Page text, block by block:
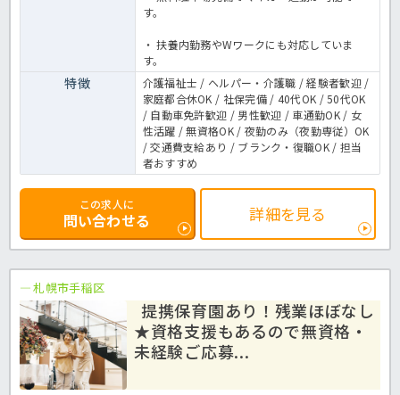
す。
・ 扶養内勤務やWワークにも対応していま
す。
特徴
介護福祉士 / ヘルパー・介護職 / 経験者歓迎 /
家庭都合休OK / 社保完備 / 40代OK / 50代OK
/ 自動車免許歓迎 / 男性歓迎 / 車通勤OK / 女
性活躍 / 無資格OK / 夜勤のみ（夜勤専従）OK
/ 交通費支給あり / ブランク・復職OK / 担当
者おすすめ
この求人に
問い合わせる 詳細を見る
札幌市手稲区
提携保育園あり！残業ほぼなし
★資格支援もあるので無資格・
未経験ご応募...